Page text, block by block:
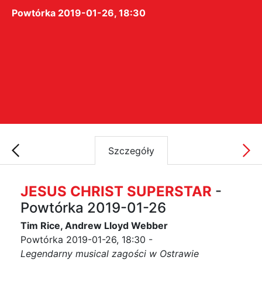
Powtórka 2019-01-26, 18:30
Szczegóły
JESUS CHRIST SUPERSTAR -
Powtórka 2019-01-26
Tim Rice, Andrew Lloyd Webber
Powtórka 2019-01-26, 18:30 -
Legendarny musical zagości w Ostrawie